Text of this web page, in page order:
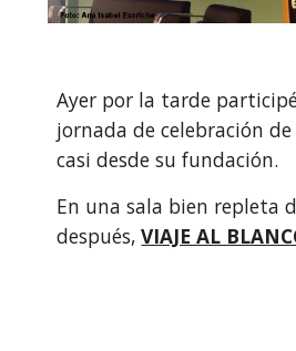
Ayer por la tarde
jornada de celebración
casi desde su fundación.
En una sala bien repleta
después, VIAJE AL